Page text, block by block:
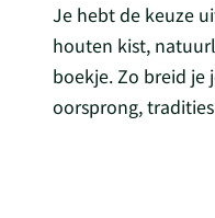
Je hebt de keuze
houten kist,
boekje. Zo breid je
oorsprong,